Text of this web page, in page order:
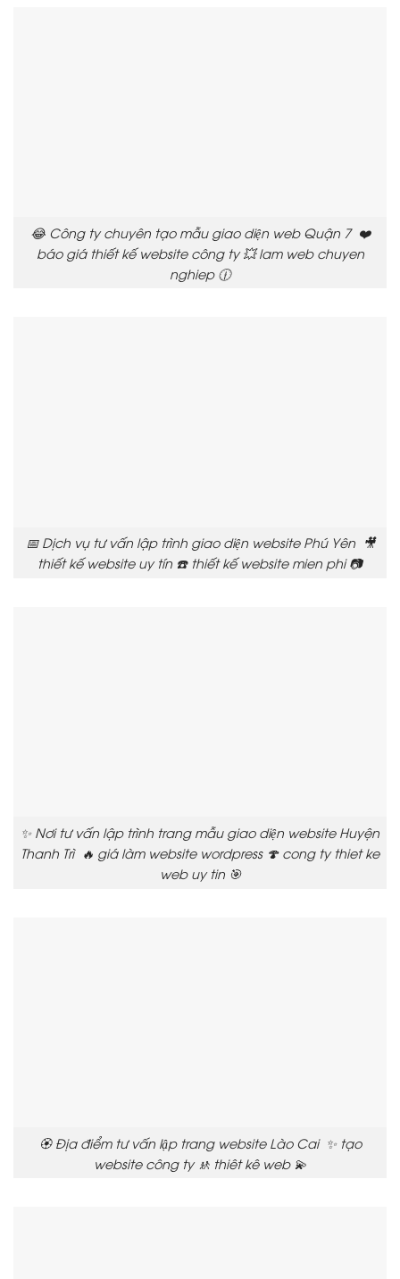
😂 Công ty chuyên tạo mẫu giao diện web Quận 7 ❤️
báo giá thiết kế website công ty 💥 lam web chuyen
nghiep 🕧
📅 Dịch vụ tư vấn lập trình giao diện website Phú Yên 🎥
thiết kế website uy tín ☎️ thiết kế website mien phi 📷
✨ Nơi tư vấn lập trình trang mẫu giao diện website Huyện
Thanh Trì 🔥 giá làm website wordpress 🍄 cong ty thiet ke
web uy tin 🎯
🏵️ Địa điểm tư vấn lập trang website Lào Cai ✨ tạo
website công ty 🚸 thiêt kê web 💫